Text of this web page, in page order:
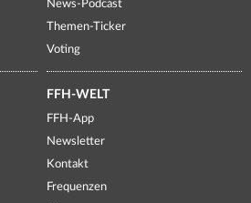
News-Podcast
Themen-Ticker
Voting
FFH-WELT
FFH-App
Newsletter
Kontakt
Frequenzen